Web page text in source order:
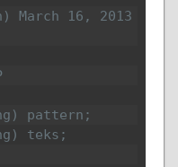
March 16, 2013
pattern;
teks;